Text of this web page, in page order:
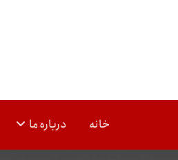
خانه درباره ما